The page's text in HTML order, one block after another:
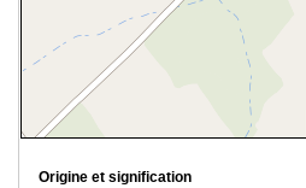
Origine et signification